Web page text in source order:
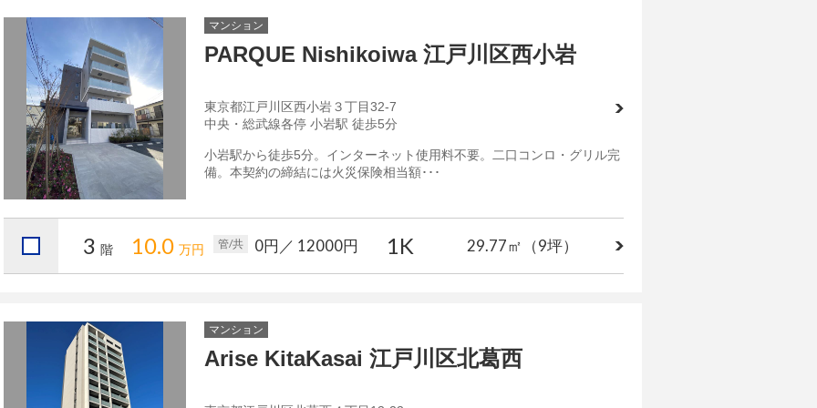
マンション
PARQUE Nishikoiwa 江戸川区西小岩
東京都江戸川区西小岩３丁目32-7
中央・総武線各停 小岩駅 徒歩5分
小岩駅から徒歩5分。インターネット使用料不要。二口コンロ・グリル完
備。本契約の締結には火災保険相当額･･･
3 階 10.0 万円 管/共 0円 ／ 12000円 1K 29.77㎡ （9坪）
マンション
Arise KitaKasai 江戸川区北葛西